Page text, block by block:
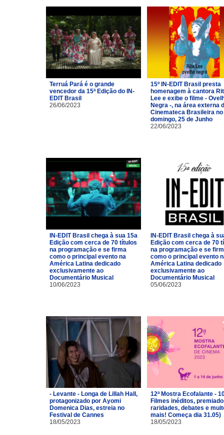
Terruá Pará é o grande
vencedor da 15ª Edição do IN-
EDIT Brasil
26/06/2023
15º IN-EDIT Brasil presta
homenagem à cantora
Lee e exibe o filme -
Negra -, na área externa
Cinemateca Brasileira no
domingo, 25 de Junho
22/06/2023
IN-EDIT Brasil chega à sua 15a
Edição com cerca de 70 títulos
na programação e se firma
como o principal evento na
América Latina dedicado
exclusivamente ao
Documentário Musical
10/06/2023
IN-EDIT Brasil chega à
Edição com cerca de 70
na programação e se
como o principal evento
América Latina dedicado
exclusivamente ao
Documentário Musical
05/06/2023
- Levante - Longa de Lillah Hall,
protagonizado por Ayomi
Domenica Dias, estreia no
Festival de Cannes
18/05/2023
12ª Mostra Ecofalante -
Filmes inéditos,
raridades, debates e
mais! Começa dia 31.05)
18/05/2023